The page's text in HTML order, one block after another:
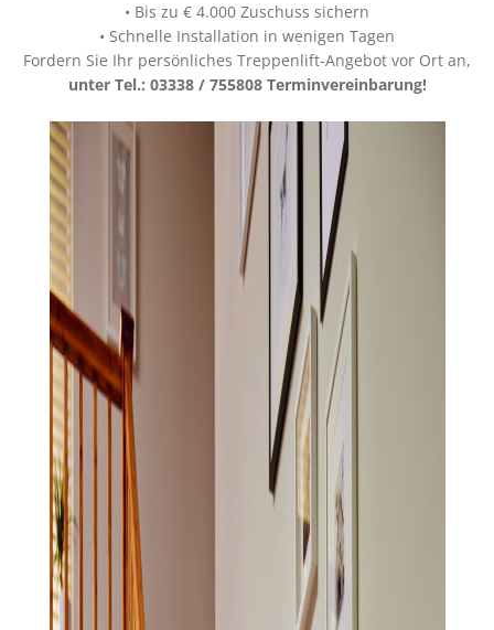
• Bis zu € 4.000 Zuschuss sichern
• Schnelle Installation in wenigen Tagen
Fordern Sie Ihr persönliches Treppenlift-Angebot vor Ort an,
unter Tel.: 03338 / 755808 Terminvereinbarung!